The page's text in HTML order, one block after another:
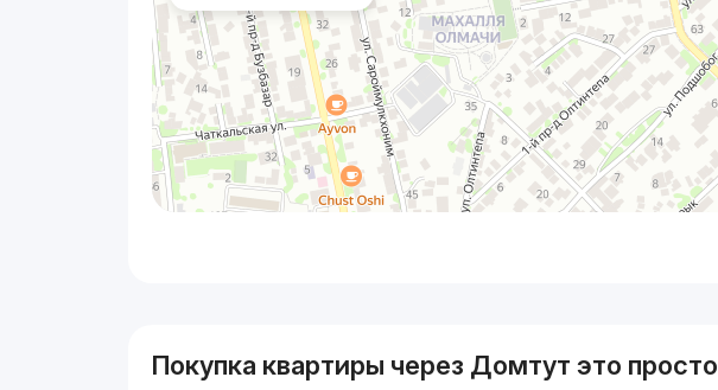
Покупка квартиры через Домтут это просто